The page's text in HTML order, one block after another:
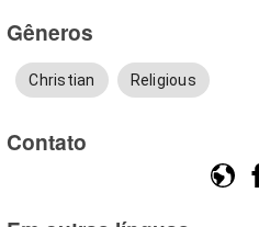
Gêneros
Christian Religious
Contato